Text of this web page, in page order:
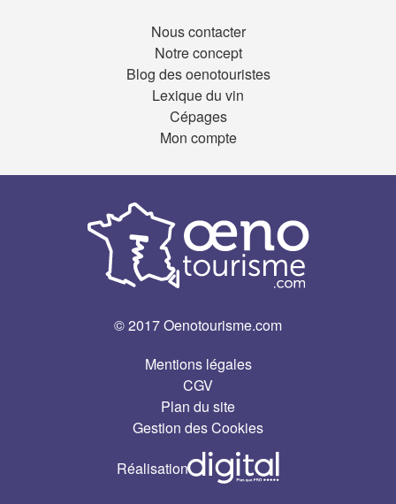
Nous contacter
Notre concept
Blog des oenotouristes
Lexique du vin
Cépages
Mon compte
© 2017 Oenotourisme.com
Réalisation
Mentions légales
CGV
Plan du site
Gestion des Cookies